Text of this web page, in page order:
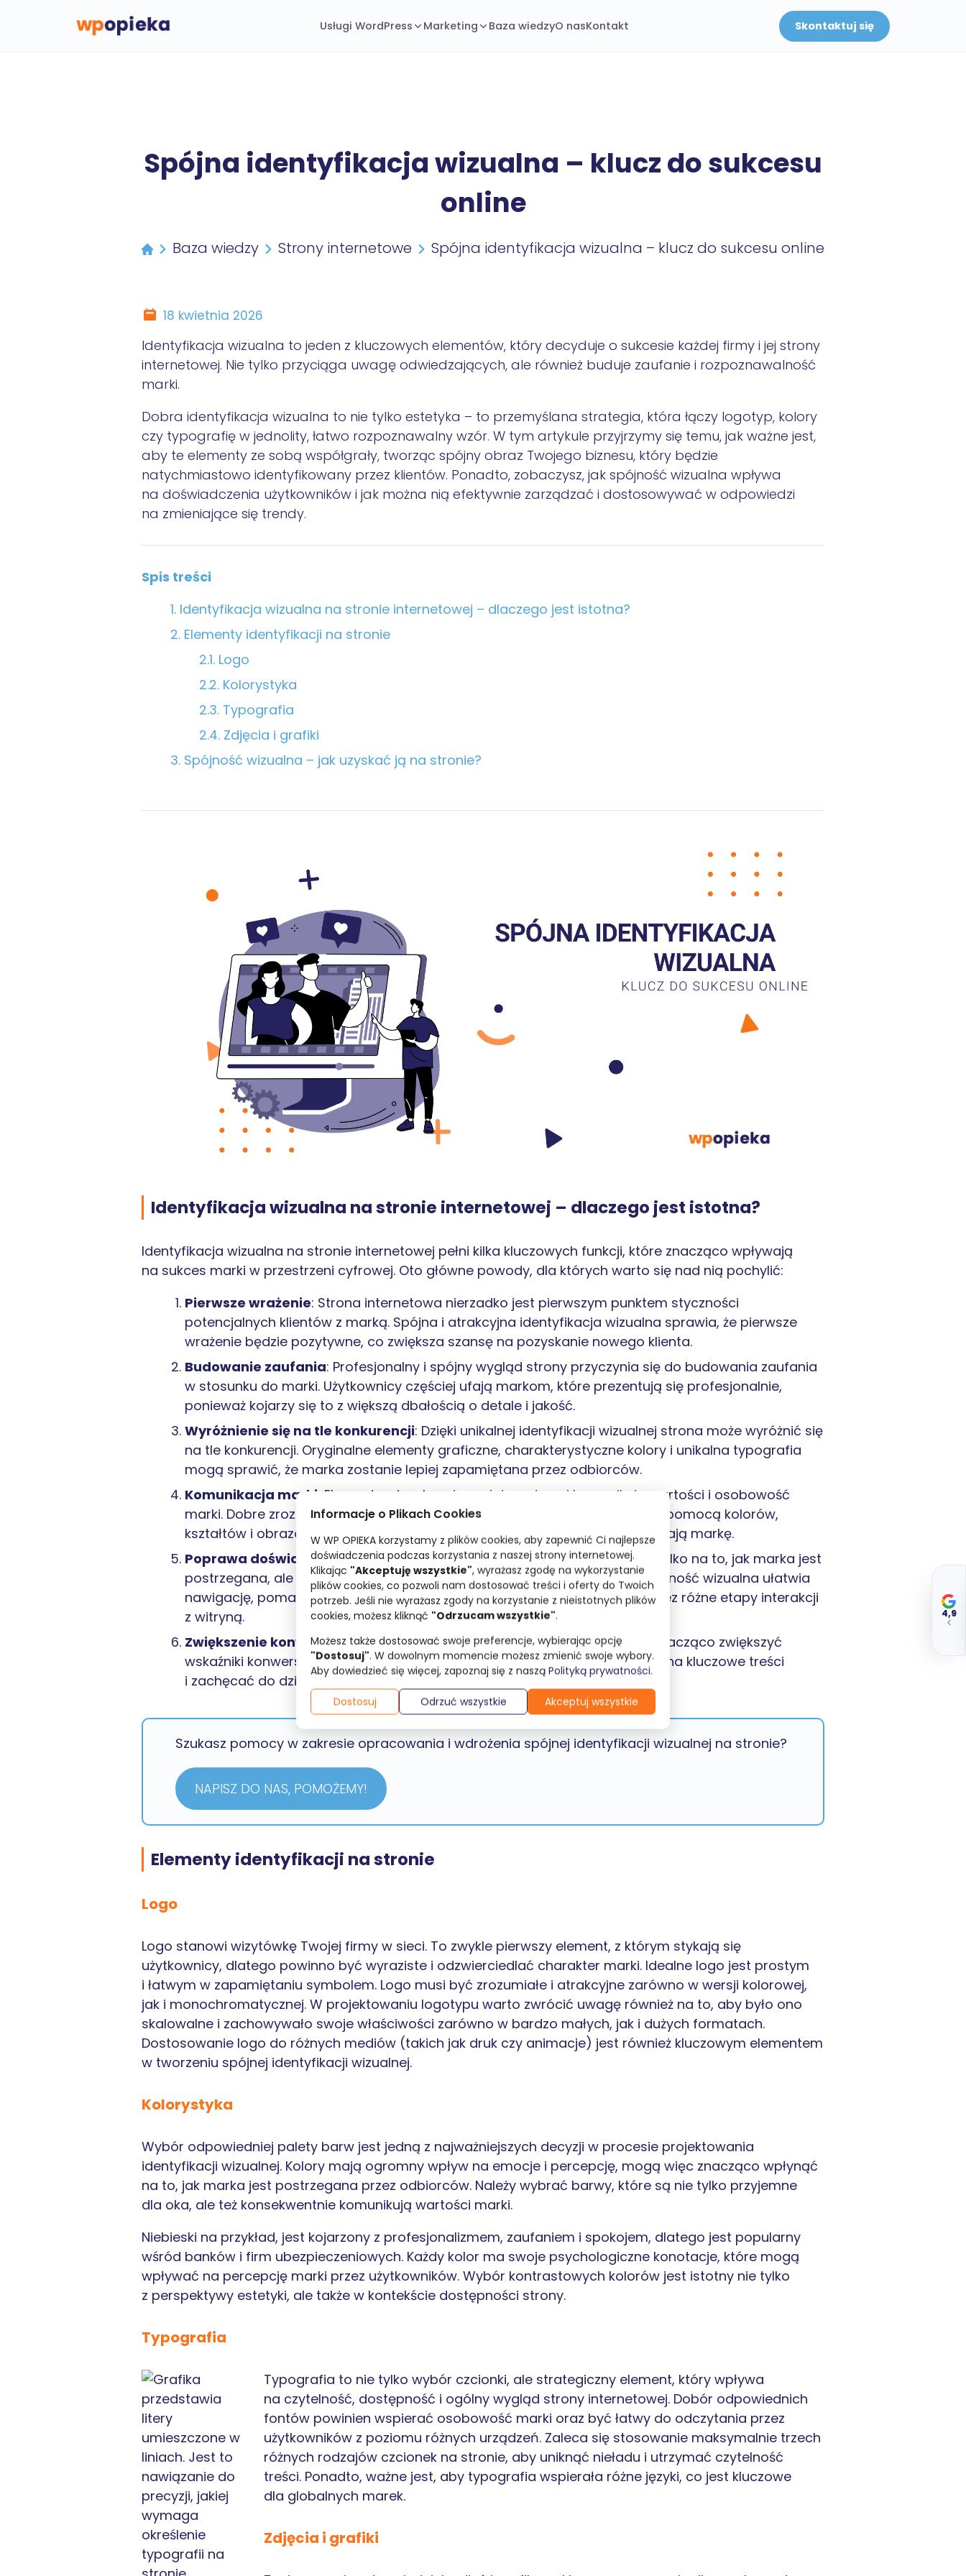
Informacje o Plikach Cookies
W WP OPIEKA korzystamy z plików cookies, aby zapewnić Ci najlepsze
doświadczenia podczas korzystania z naszej strony internetowej.
Klikając "Akceptuję wszystkie", wyrażasz zgodę na wykorzystanie
plików cookies, co pozwoli nam dostosować treści i oferty do Twoich
potrzeb. Jeśli nie wyrażasz zgody na korzystanie z nieistotnych plików
cookies, możesz kliknąć "Odrzucam wszystkie".
Możesz także dostosować swoje preferencje, wybierając opcję
"Dostosuj". W dowolnym momencie możesz zmienić swoje wybory.
Aby dowiedzieć się więcej, zapoznaj się z naszą Polityką prywatności.
Dostosuj Odrzuć wszystkie Akceptuj wszystkie
Usługi WordPress Marketing Baza wiedzyO nasKontakt Skontaktuj się
4,9
Spójna identyfikacja wizualna – klucz do sukcesu
online
Baza wiedzy Strony internetowe Spójna identyfikacja wizualna – klucz do sukcesu online
18 kwietnia 2026
Identyfikacja wizualna to jeden z kluczowych elementów, którydecyduje o sukcesie każdej firmy i jej strony
internetowej. Nie tylko przyciąga uwagę odwiedzających, ale również buduje zaufanie i rozpoznawalność
marki.
Dobra identyfikacja wizualna to nie tylko estetyka – to przemyślana strategia, która łączy logotyp, kolory
czy typografię w jednolity, łatwo rozpoznawalny wzór. W tym artykule przyjrzymy się temu,jak ważne jest,
aby te elementy ze sobą współgrały, tworząc spójny obraz Twojego biznesu, który będzie
natychmiastowo identyfikowany przez klientów. Ponadto, zobaczysz, jak spójność wizualna wpływa
na doświadczenia użytkowników i jak można nią efektywnie zarządzać i dostosowywać w odpowiedzi
na zmieniające się trendy.
Spis treści
Identyfikacja wizualna na stronie internetowej – dlaczego jest istotna?
Elementy identyfikacji na stronie
Logo
Kolorystyka
Typografia
Zdjęcia i grafiki
Spójność wizualna – jak uzyskać ją na stronie?
Identyfikacja wizualna na stronie internetowej – dlaczego jest istotna?
Identyfikacja wizualna na stronie internetowej pełni kilka kluczowych funkcji, które znacząco wpływają
na sukces marki w przestrzeni cyfrowej. Oto główne powody, dla których warto się nad nią pochylić:
Pierwsze wrażenie: Strona internetowa nierzadko jest pierwszym punktem styczności
potencjalnych klientów z marką. Spójna i atrakcyjna identyfikacja wizualna sprawia, że pierwsze
wrażenie będzie pozytywne, co zwiększa szansę na pozyskanie nowego klienta.
Budowanie zaufania: Profesjonalny i spójny wygląd strony przyczynia się do budowania zaufania
w stosunku do marki. Użytkownicy częściej ufają markom, które prezentują się profesjonalnie,
ponieważ kojarzy się to z większą dbałością o detale i jakość.
Wyróżnienie się na tle konkurencji: Dzięki unikalnej identyfikacji wizualnej strona może wyróżnić się
na tle konkurencji. Oryginalne elementy graficzne, charakterystyczne kolory i unikalna typografia
mogą sprawić, że marka zostanie lepiej zapamiętana przez odbiorców.
Komunikacja marki : Elementy wizualne strony internetowej komunikują wartości i osobowość
marki. Dobre zrozumienie tego, co chce się przekazać oraz jak to zrobić za pomocą kolorów,
kształtów i obrazów, może efektywnie wpłynąć na to jak odbiorcy postrzegają markę.
Poprawa doświadczeń użytkownika : Identyfikacja wizualna wpływa nie tylko na to, jak marka jest
postrzegana, ale też na to, jak użytkownicy wchodzą z nią w interakcję. Spójność wizualna ułatwia
nawigację, pomaga zrozumieć strukturę strony i prowadzi użytkownika przez różne etapy interakcji
z witryną.
Zwiększenie konwersji: Estetyczna i intuicyjna strona internetowa może znacząco zwiększyć
wskaźniki konwersji. Elementy wizualne mogą kierować uwagę użytkownika na kluczowe treści
i zachęcać do działania (np. zapis na newsletter, zakup produktu).
Szukasz pomocy w zakresie opracowania i wdrożenia spójnej identyfikacji wizualnej na stronie?
NAPISZ DO NAS, POMOŻEMY!
Elementy identyfikacji na stronie
Logo
Logo stanowi wizytówkę Twojej firmy w sieci. To zwykle pierwszy element, z którym stykają się
użytkownicy, dlatego powinno być wyraziste i odzwierciedlać charakter marki. Idealne logo jest prostym
i łatwym w zapamiętaniu symbolem. Logo musi być zrozumiałe i atrakcyjne zarówno w wersji kolorowej,
jak i monochromatycznej. W projektowaniu logotypu warto zwrócić uwagę również na to, aby było ono
skalowalne i zachowywało swoje właściwości zarówno w bardzo małych, jak i dużych formatach.
Dostosowanie logo do różnych mediów (takich jak druk czy animacje) jest również kluczowym elementem
w tworzeniu spójnej identyfikacji wizualnej.
Kolorystyka
Wybór odpowiedniej palety barw jest jedną z najważniejszych decyzji w procesie projektowania
identyfikacji wizualnej. Kolory mają ogromny wpływ na emocje i percepcję, mogą więc znacząco wpłynąć
na to, jak marka jest postrzegana przez odbiorców. Należy wybrać barwy, które są nie tylko przyjemne
dla oka, ale też konsekwentnie komunikują wartości marki.
Niebieski na przykład, jest kojarzony z profesjonalizmem, zaufaniem i spokojem, dlatego jest popularny
wśród banków i firm ubezpieczeniowych. Każdy kolor ma swoje psychologiczne konotacje, które mogą
wpływać na percepcję marki przez użytkowników. Wybór kontrastowych kolorów jest istotny nie tylko
z perspektywy estetyki, ale także w kontekście dostępności strony.
Typografia
Typografia to nie tylko wybór czcionki, ale strategiczny element, który wpływa
na czytelność, dostępność i ogólny wygląd strony internetowej. Dobór odpowiednich
fontów powinien wspierać osobowość marki oraz być łatwy do odczytania przez
użytkowników z poziomu różnych urządzeń. Zaleca się stosowanie maksymalnie trzech
różnych rodzajów czcionek na stronie, aby uniknąć nieładu i utrzymać czytelność
treści. Ponadto, ważne jest, aby typografia wspierała różne języki, co jest kluczowe
dla globalnych marek.
Zdjęcia i grafiki